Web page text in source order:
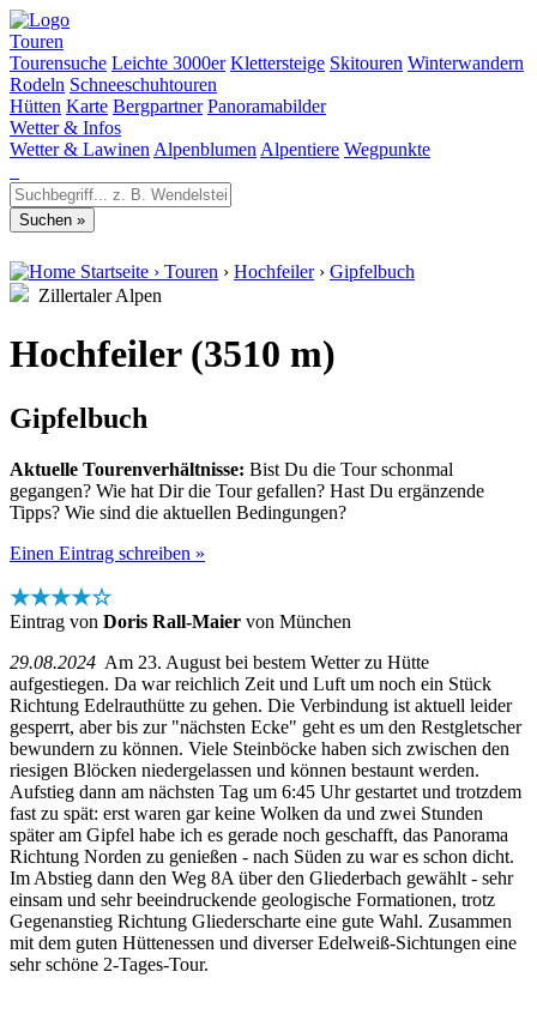
Touren
Tourensuche Leichte 3000er Klettersteige Skitouren Winterwandern
Rodeln Schneeschuhtouren
Hütten Karte Bergpartner Panoramabilder
Wetter & Infos
Wetter & Lawinen Alpenblumen Alpentiere Wegpunkte
Startseite › Touren › Hochfeiler › Gipfelbuch
Zillertaler Alpen
Hochfeiler (3510 m)
Gipfelbuch
Aktuelle Tourenverhältnisse: Bist Du die Tour schonmal
gegangen? Wie hat Dir die Tour gefallen? Hast Du ergänzende
Tipps? Wie sind die aktuellen Bedingungen?
Einen Eintrag schreiben »
★★★★☆
Eintrag von Doris Rall-Maier von München
29.08.2024 Am 23. August bei bestem Wetter zu Hütte
aufgestiegen. Da war reichlich Zeit und Luft um noch ein Stück
Richtung Edelrauthütte zu gehen. Die Verbindung ist aktuell leider
gesperrt, aber bis zur "nächsten Ecke" geht es um den Restgletscher
bewundern zu können. Viele Steinböcke haben sich zwischen den
riesigen Blöcken niedergelassen und können bestaunt werden.
Aufstieg dann am nächsten Tag um 6:45 Uhr gestartet und trotzdem
fast zu spät: erst waren gar keine Wolken da und zwei Stunden
später am Gipfel habe ich es gerade noch geschafft, das Panorama
Richtung Norden zu genießen - nach Süden zu war es schon dicht.
Im Abstieg dann den Weg 8A über den Gliederbach gewählt - sehr
einsam und sehr beeindruckende geologische Formationen, trotz
Gegenanstieg Richtung Gliederscharte eine gute Wahl. Zusammen
mit dem guten Hüttenessen und diverser Edelweiß-Sichtungen eine
sehr schöne 2-Tages-Tour.